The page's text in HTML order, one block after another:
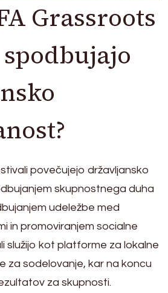
Grassroots
povečujejo državljansko
skupnostnega duha
udeležbe med
in promoviranjem socialne
služijo kot platforme za lokalne
za sodelovanje, kar na koncu
za skupnosti.